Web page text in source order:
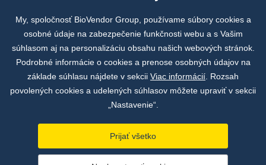
Spoločné projekty
My, spoločnosť BioVendor Group, používame súbory cookies a
osobné údaje na zabezpečenie funkčnosti webu a s Vašim
súhlasom aj na personalizáciu obsahu našich webových stránok.
Podrobné informácie o cookies a prenose osobných údajov na
základe súhlasu nájdete v sekcii Viac informácií . Rozsah
povolených cookies a udelených súhlasov môžete upraviť v sekcii
„Nastavenie“.
Prijať všetko